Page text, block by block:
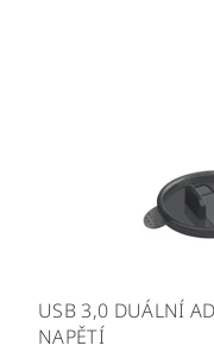
USB 3,0 DUÁLNÍ
NAPĚTÍ